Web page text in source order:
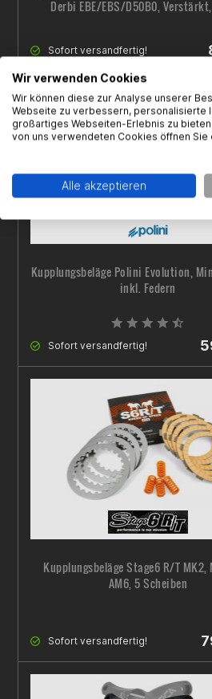
Derbi EBE/EBS/D50B0,
Sofort versandfertig!
Kupplungsbeläge Polini Evolution,
inkl. Federn
Sofort versandfertig!
Kupplungsbeläge Stage6 R/T
AM6, 5 Scheiben
Sofort versandfertig!
Wir verwenden Cookies
Wir können diese zur Analyse unserer
Webseite zu verbessern, personalisierte
großartiges Webseiten-Erlebnis zu
von uns verwendeten Cookies öffnen Sie
Alle akzeptieren